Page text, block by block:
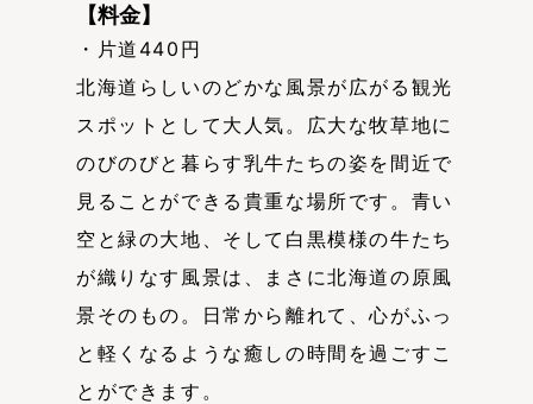
【料金】
・片道440円
北海道らしいのどかな風景が広がる観光
スポットとして大人気。広大な牧草地に
のびのびと暮らす乳牛たちの姿を間近で
見ることができる貴重な場所です。青い
空と緑の大地、そして白黒模様の牛たち
が織りなす風景は、まさに北海道の原風
景そのもの。日常から離れて、心がふっ
と軽くなるような癒しの時間を過ごすこ
とができます。